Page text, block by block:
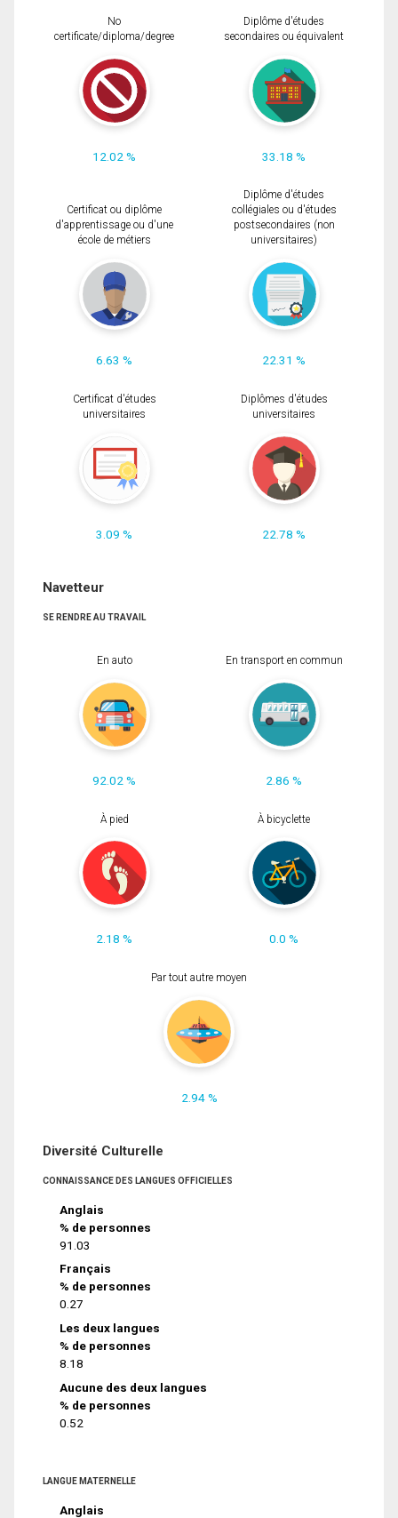
No
certificate/diploma/degree
12.02 %
Diplôme d'études
secondaires ou équivalent
33.18 %
Certificat ou diplôme
d'apprentissage ou d'une
école de métiers
6.63 %
Diplôme d'études
collégiales ou d'études
postsecondaires (non
universitaires)
22.31 %
Certificat d'études
universitaires
3.09 %
Diplômes d'études
universitaires
22.78 %
Navetteur
SE RENDRE AU TRAVAIL
En auto
92.02 %
En transport en commun
2.86 %
À pied
2.18 %
À bicyclette
0.0 %
Par tout autre moyen
2.94 %
Diversité Culturelle
CONNAISSANCE DES LANGUES OFFICIELLES
Anglais
% de personnes
91.03
Français
% de personnes
0.27
Les deux langues
% de personnes
8.18
Aucune des deux langues
% de personnes
0.52
LANGUE MATERNELLE
Anglais